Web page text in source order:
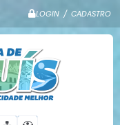
LOGIN / CADASTRO